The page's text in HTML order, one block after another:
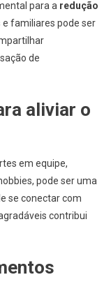
para a redução
e familiares pode ser
de
aliviar o
em equipe,
pode ser uma
se conectar com
contribui